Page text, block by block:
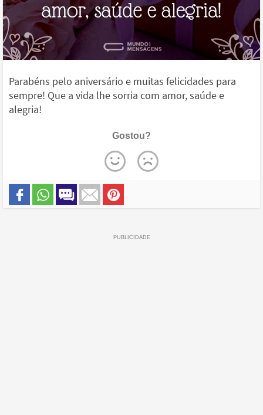
Parabéns pelo aniversário e muitas felicidades para
sempre! Que a vida lhe sorria com amor, saúde e
alegria!
Gostou?